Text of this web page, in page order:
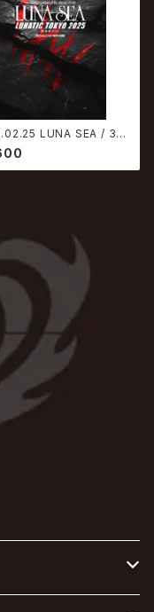
LUNA SEA / 35t
TOUR ERA
-THE FINAL EPISO
TOKYO 2025